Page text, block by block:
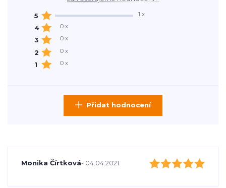
Přidat hodnocení
5 1 x
4 0 x
3 0 x
2 0 x
1 0 x
Monika Čírtková- 04.04.2021